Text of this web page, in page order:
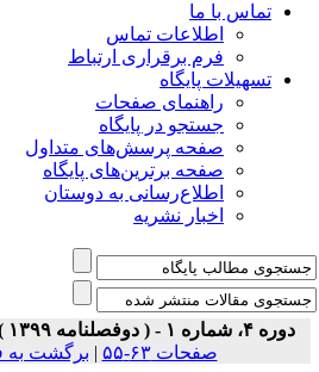
با ما
اطلاعات تماس
فرم برقراری ارتباط
پایگاه
راهنمای صفحات
جستجو در پایگاه
صفحه پرسش‌های متداول
صفحه برترین‌های پایگاه
اطلاع‌رسانی به دوستان
اخبار نشریه
|برگشت به فهرست